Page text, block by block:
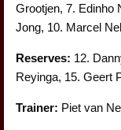
Grootjen, 7. Edinho
Jong, 10. Marcel
Reserves: 12.
Reyinga, 15. Geert
Trainer: Piet van